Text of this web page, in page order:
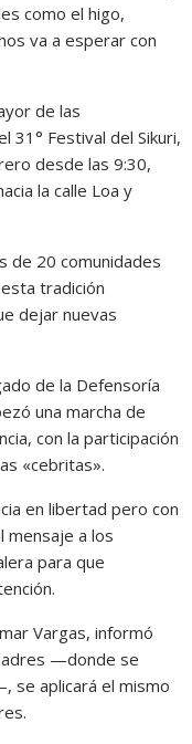
como el higo,
va a esperar con
de las
31° Festival del Sikuri,
desde las 9:30,
la calle Loa y
de 20 comunidades
tradición
dejar nuevas
de la Defensoría
una marcha de
con la participación
«cebritas».
en libertad pero con
mensaje a los
para que
Vargas, informó
—donde se
se aplicará el mismo